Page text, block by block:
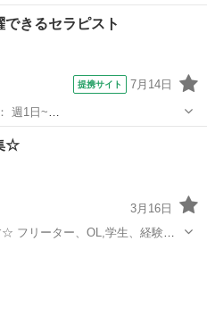
高収入、シフト自由、Wワーク
テ 出来高制
きるセラピスト
提携サイト 7月14日
13:00~18:00/15:00~23:00 月/
火/水/木/金/土/日 などから選べます [...
☆
3月16日
フリーター、OL,学生、経験